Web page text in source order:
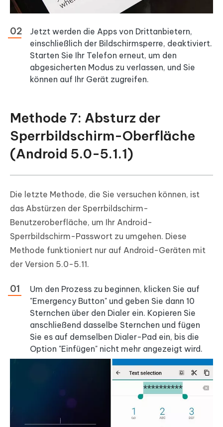
Jetzt werden die Apps von Drittanbietern,
einschließlich der Bildschirmsperre, deaktiviert.
Starten Sie Ihr Telefon erneut, um den
abgesicherten Modus zu verlassen, und Sie
können auf Ihr Gerät zugreifen.
Methode 7: Absturz der
Sperrbildschirm-Oberfläche
(Android 5.0-5.1.1)
Die letzte Methode, die Sie versuchen können, ist
das Abstürzen der Sperrbildschirm-
Benutzeroberfläche, um Ihr Android-
Sperrbildschirm-Passwort zu umgehen. Diese
Methode funktioniert nur auf Android-Geräten mit
der Version 5.0-5.11.
Um den Prozess zu beginnen, klicken Sie auf
"Emergency Button" und geben Sie dann 10
Sternchen über den Dialer ein. Kopieren Sie
anschließend dasselbe Sternchen und fügen
Sie es auf demselben Dialer-Pad ein, bis die
Option "Einfügen" nicht mehr angezeigt wird.